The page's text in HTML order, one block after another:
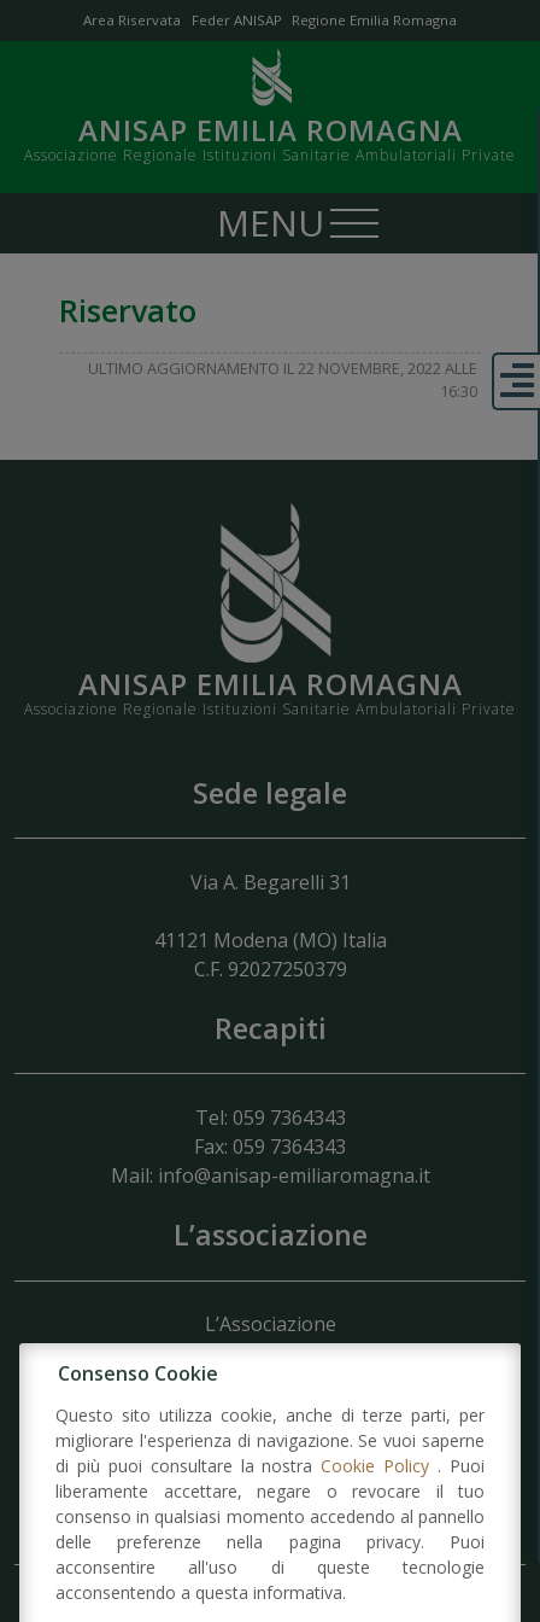
ANISAP EMILIA ROMAGNA
Associazione Regionale Istituzioni Sanitarie Ambulatoriali Private
Area Riservata Feder ANISAP Regione Emilia Romagna
Riservato
ULTIMO AGGIORNAMENTO IL 22 NOVEMBRE, 2022 ALLE
16:30
ANISAP EMILIA ROMAGNA
Associazione Regionale Istituzioni Sanitarie Ambulatoriali Private
Sede legale
Via A. Begarelli 31
41121 Modena (MO) Italia
C.F. 92027250379
Recapiti
Tel: 059 7364343
Fax: 059 7364343
Mail: info@anisap-emiliaromagna.it
L’associazione
L’Associazione
Struttura
Organigramma
Domanda di Ammissione
Statuto
Informazioni
Consenso Cookie
Questo sito utilizza cookie, anche di terze parti, per
migliorare l'esperienza di navigazione. Se vuoi saperne
di più puoi consultare la nostraCookie Policy . Puoi
liberamente accettare, negare o revocare il tuo
consenso in qualsiasi momento accedendo al pannello
delle preferenze nella pagina privacy. Puoi
acconsentire all'uso di queste tecnologie
acconsentendo a questa informativa.